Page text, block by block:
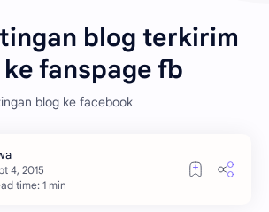
blog terkirim
fanspage fb
blog ke facebook
time: 1 min